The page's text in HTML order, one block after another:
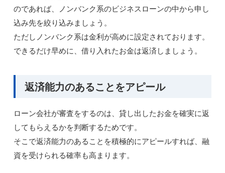
のであれば、ノンバンク系のビジネスローンの中から申し
込み先を絞り込みましょう。
ただしノンバンク系は金利が高めに設定されております。
できるだけ早めに、借り入れたお金は返済しましょう。
返済能力のあることをアピール
ローン会社が審査をするのは、貸し出したお金を確実に返
してもらえるかを判断するためです。
そこで返済能力のあることを積極的にアピールすれば、融
資を受けられる確率も高まります。